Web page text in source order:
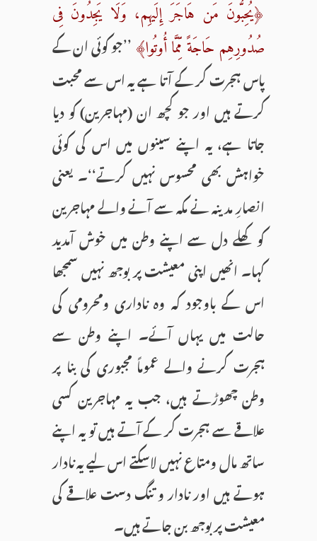
﴿یُحِبُّونَ مَن هَاجَرَ إِلَیهِم، وَلَا یَجِدُونَ فِی
صُدُورِهِم حَاجَةً مِّمَّا أُوتُوا﴾’’جو کوئی ان کے
پاس ہجرت کر کے آتا ہے یہ اس سے محبت
کرتے ہیں اور جو کچھ ان (مہاجرین) کو دیا
جاتا ہے، یہ اپنے سینوں میں اس کی کوئی
خواہش بھی محسوس نہیں کرتے‘‘۔ یعنی
انصارِ مدينہ نے مكہ سے آنے والے مہاجرين
كو كھلے دل سے اپنے وطن میں خوش آمديد
کہا۔ انھیں اپنی معیشت پر بوجھ نہیں سمجھا
اس كے باوجود کہ وہ نادارى ومحرومى کی
حالت میں یہاں آئے۔ اپنے وطن سے
ہجرت کرنے والے عموماً مجبوری کی بنا پر
وطن چھوڑتے ہیں، جب یہ مہاجرین کسی
علاقے سے ہجرت کر کے آتے ہیں تو یہ اپنے
ساتھ مال ومتاع نہیں لاسکتے اس لیے یہ نادار
ہوتے ہیں اور نادار و تنگ دست علاقے کی
معیشت پر بوجھ بن جاتے ہیں۔